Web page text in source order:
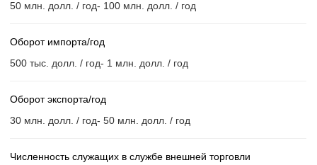
50 млн. долл. / год- 100 млн. долл. / год
Оборот импорта/год
500 тыс. долл. / год- 1 млн. долл. / год
Оборот экспорта/год
30 млн. долл. / год- 50 млн. долл. / год
Численность служащих в службе внешней торговли